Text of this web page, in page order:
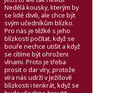
Nedělá kousky, kterým by
se lidé divili, ale chce být
svým učedníkům blízko.
Pro nás je těžké s jeho
blízkostí počítat, když se
bouře nechce utišit a když
se cítíme být ohroženi
vlnami. Proto je třeba
prosit o dar víry, protože
víra nás udrží v Ježíšově
blízkosti i tenkrát, když se